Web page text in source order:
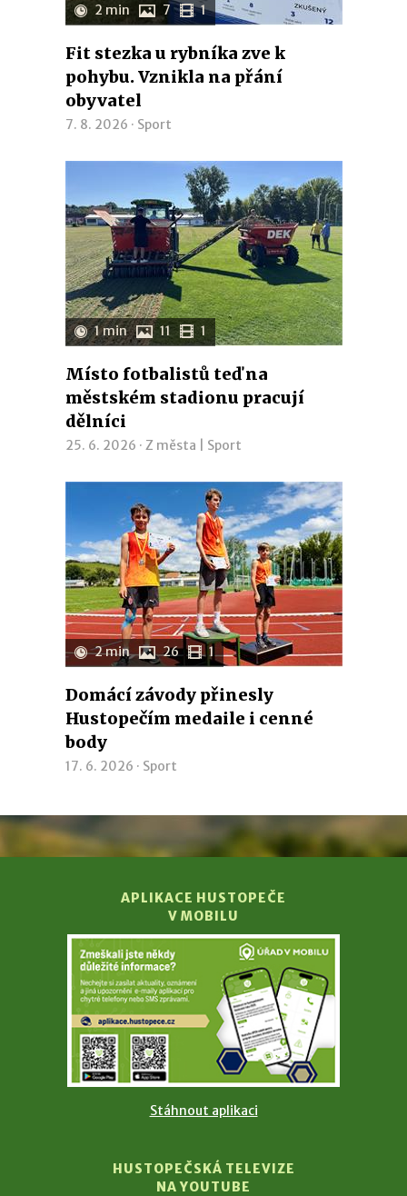
2 min 7 1
Fit stezka u rybníka zve k
pohybu. Vznikla na přání
obyvatel
7. 8. 2026 · Sport
1 min 11 1
Místo fotbalistů teď na
městském stadionu pracují
dělníci
25. 6. 2026 · Z města Sport
2 min 26 1
Domácí závody přinesly
Hustopečím medaile i cenné
body
17. 6. 2026 · Sport
APLIKACE HUSTOPEČE
V MOBILU
Stáhnout aplikaci
HUSTOPEČSKÁ TELEVIZE
NA YOUTUBE